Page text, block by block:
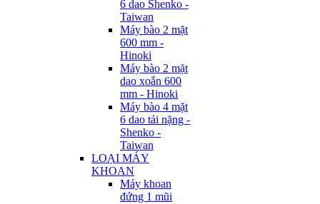
6 dao Shenko -
Taiwan
Máy bào 2 mặt
600 mm -
Hinoki
Máy bào 2 mặt
dao xoắn 600
mm - Hinoki
Máy bào 4 mặt
6 dao tải nặng -
Shenko -
Taiwan
LOẠI MÁY
KHOAN
Máy khoan
đứng 1 mũi